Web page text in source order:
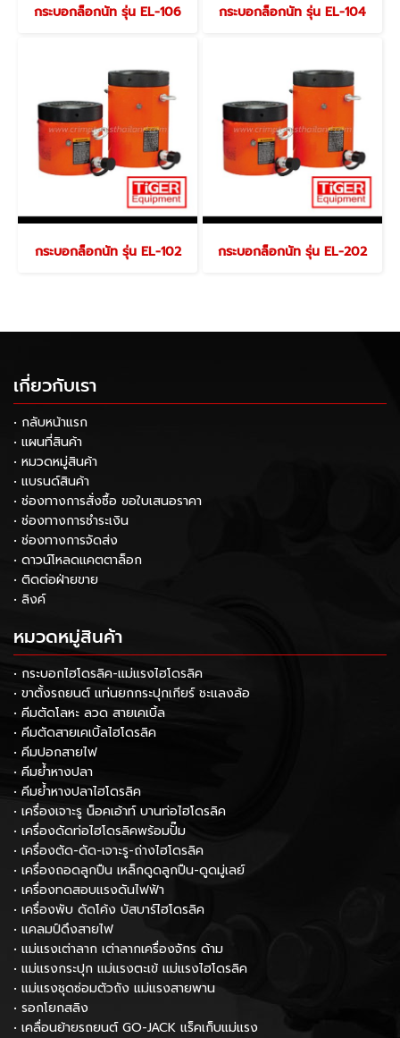
กระบอกล็อกนัท รุ่น EL-106 กระบอกล็อกนัท รุ่น EL-104
กระบอกล็อกนัท รุ่น EL-102 กระบอกล็อกนัท รุ่น EL-202
เกี่ยวกับเรา
• กลับหน้าแรก
• แผนที่สินค้า
• หมวดหมู่สินค้า
• แบรนด์สินค้า
• ช่องทางการสั่งซื้อ ขอใบเสนอราคา
• ช่องทางการชำระเงิน
• ช่องทางการจัดส่ง
• ดาวน์โหลดแคตตาล็อก
• ติดต่อฝ่ายขาย
• ลิงค์
หมวดหมู่สินค้า
• กระบอกไฮโดรลิค-แม่แรงไฮโดรลิค
• ขาตั้งรถยนต์ แท่นยกกระปุกเกียร์ ชะแลงล้อ
• คีมตัดโลหะ ลวด สายเคเบิ้ล
• คีมตัดสายเคเบิ้ลไฮโดรลิค
• คีมปอกสายไฟ
• คีมย้ำหางปลา
• คีมย้ำหางปลาไฮโดรลิค
• เครื่องเจาะรู น็อคเอ้าท์ บานท่อไฮโดรลิค
• เครื่องดัดท่อไฮโดรลิคพร้อมปั๊ม
• เครื่องตัด-ดัด-เจาะรู-ถ่างไฮโดรลิค
• เครื่องถอดลูกปืน เหล็กดูดลูกปืน-ดูดมู่เลย์
• เครื่องทดสอบแรงดันไฟฟ้า
• เครื่องพับ ดัดโค้ง บัสบาร์ไฮโดรลิค
• แคลมป์ดึงสายไฟ
• แม่แรงเต่าลาก เต่าลากเครื่องจักร ด้าม
• แม่แรงกระปุก แม่แรงตะเข้ แม่แรงไฮโดรลิค
• แม่แรงชุดซ่อมตัวถัง แม่แรงสายพาน
• รอกโยกสลิง
• เคลื่อนย้ายรถยนต์ GO-JACK แร็คเก็บแม่แรง